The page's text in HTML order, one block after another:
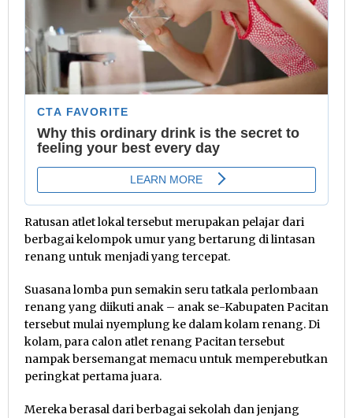
Ratusan atlet lokal tersebut merupakan pelajar dari
berbagai kelompok umur yang bertarung di lintasan
renang untuk menjadi yang tercepat.
Suasana lomba pun semakin seru tatkala perlombaan
renang yang diikuti anak – anak se-Kabupaten Pacitan
tersebut mulai nyemplung ke dalam kolam renang. Di
kolam, para calon atlet renang Pacitan tersebut
nampak bersemangat memacu untuk memperebutkan
peringkat pertama juara.
Mereka berasal dari berbagai sekolah dan jenjang